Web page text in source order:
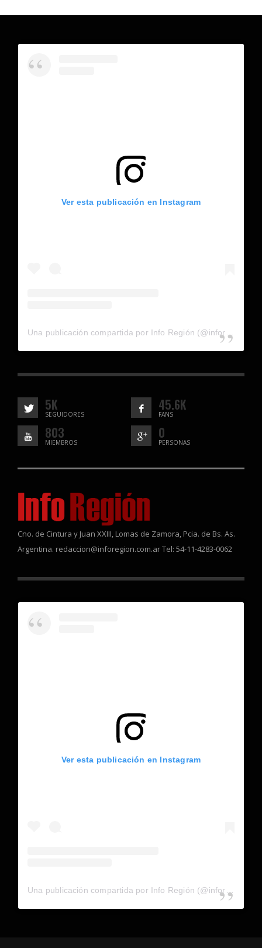
Ver esta publicación en Instagram
5K
SEGUIDORES
45.6K
FANS
803
MIEMBROS
0
PERSONAS
Cno. de Cintura y Juan XXIII, Lomas de Zamora, Pcia. de Bs. As.
Argentina. redaccion@inforegion.com.ar Tel: 54-11-4283-0062
Ver esta publicación en Instagram
Una publicación compartida por Info Región (@inforegion_redes)